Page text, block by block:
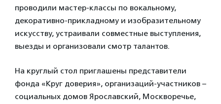
проводили мастер-классы по вокальному,
декоративно-прикладному и изобразительному
искусству, устраивали совместные выступления,
выезды и организовали смотр талантов.
На круглый стол приглашены представители
фонда «Круг доверия», организаций-участников –
социальных домов Ярославский, Москворечье,